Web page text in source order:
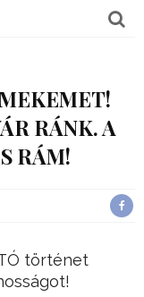
RÁNK. A
RÁM!
történet